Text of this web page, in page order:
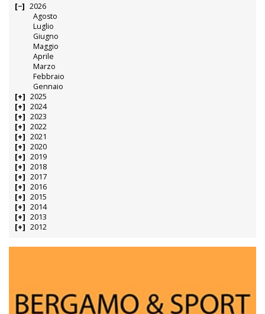
2026
Agosto
Luglio
Giugno
Maggio
Aprile
Marzo
Febbraio
Gennaio
2025
2024
2023
2022
2021
2020
2019
2018
2017
2016
2015
2014
2013
2012